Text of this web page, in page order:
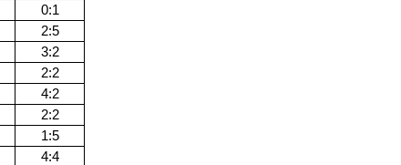
0:1
2:5
3:2
2:2
4:2
2:2
1:5
4:4